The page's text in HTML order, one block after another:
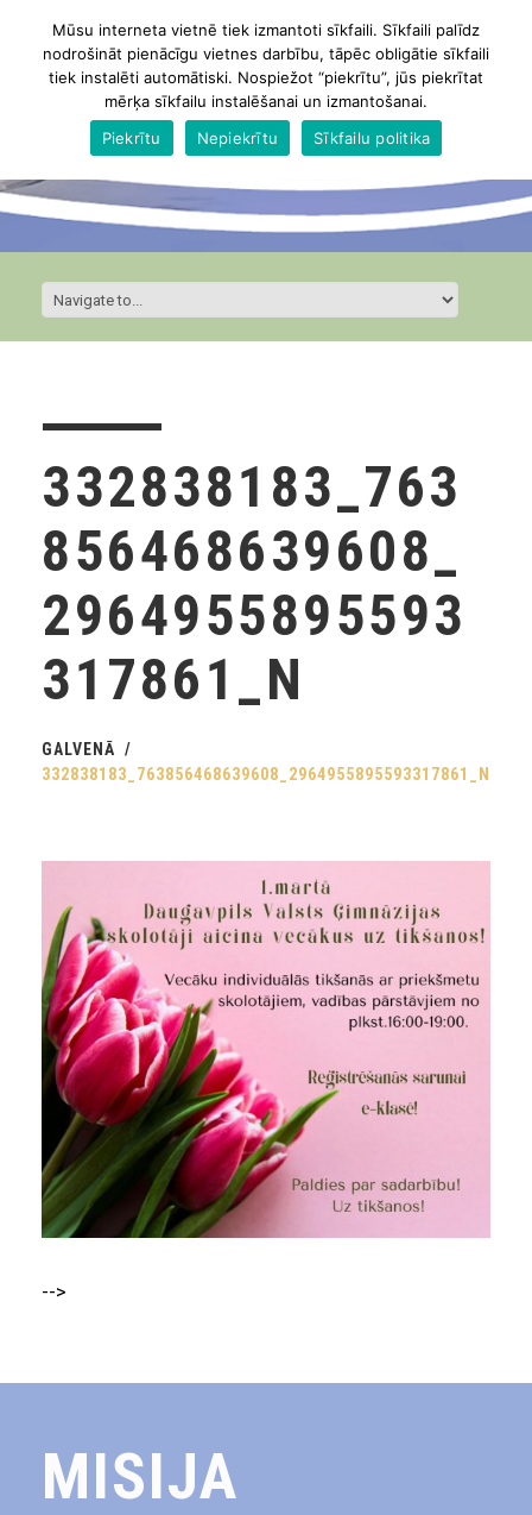
332838183_763
856468639608_
2964955895593
317861_N
GALVENĀ
332838183_763856468639608_2964955895593317861_N
-->
MISIJA
Mūsu interneta vietnē tiek izmantoti sīkfaili. Sīkfaili palīdz
nodrošināt pienācīgu vietnes darbību, tāpēc obligātie sīkfaili
tiek instalēti automātiski. Nospiežot “piekrītu”, jūs piekrītat
mērķa sīkfailu instalēšanai un izmantošanai.
Piekrītu
Nepiekrītu Sīkfailu politika